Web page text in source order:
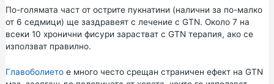
По-голямата част от острите пукнатини (налични за по-малко
от 6 седмици) ще заздравеят с лечение с GTN. Около 7 на
всеки 10 хронични фисури зарастват с GTN терапия, ако се
използват правилно.
Главоболиетое много често срещан страничен ефект на GTN